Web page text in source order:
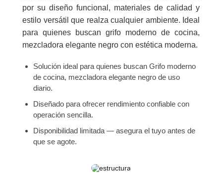
por su diseño funcional, materiales de calidad y
estilo versátil que realza cualquier ambiente. Ideal
para quienes buscan grifo moderno de cocina,
mezcladora elegante negro con estética moderna.
Solución ideal para quienes buscan Grifo moderno
de cocina, mezcladora elegante negro de uso
diario.
Diseñado para ofrecer rendimiento confiable con
operación sencilla.
Disponibilidad limitada — asegura el tuyo antes de
que se agote.